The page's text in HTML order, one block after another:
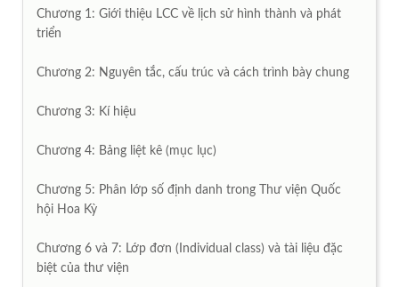
Chương 1: Giới thiệu LCC về lịch sử hình thành và phát
triển
Chương 2: Nguyên tắc, cấu trúc và cách trình bày chung
Chương 3: Kí hiệu
Chương 4: Bảng liệt kê (mục lục)
Chương 5: Phân lớp số định danh trong Thư viện Quốc
hội Hoa Kỳ
Chương 6 và 7: Lớp đơn (Individual class) và tài liệu đặc
biệt của thư viện